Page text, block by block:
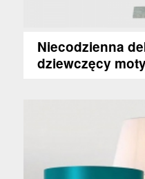
Niecodzienna
dziewczęcy